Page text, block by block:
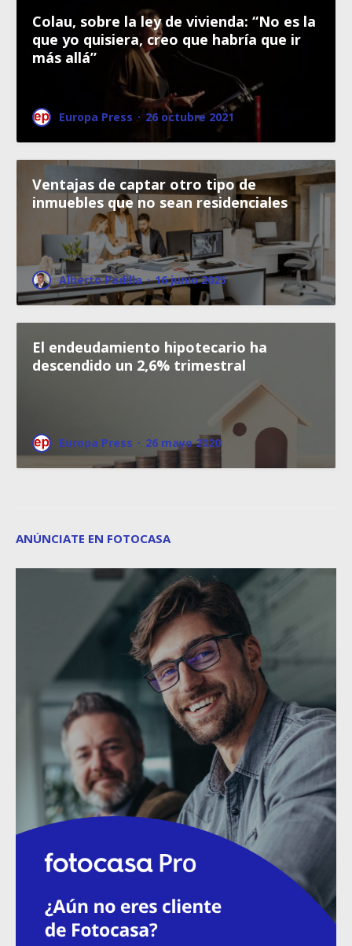
Colau, sobre la ley de vivienda: “No es la
que yo quisiera, creo que habría que ir
más allá”
Europa Press · 26 octubre 2021
Ventajas de captar otro tipo de
inmuebles que no sean residenciales
Alberto Padilla · 16 junio 2025
El endeudamiento hipotecario ha
descendido un 2,6% trimestral
Europa Press · 26 mayo 2020
ANÚNCIATE EN FOTOCASA